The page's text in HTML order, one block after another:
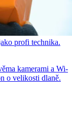
profi technika.
kamerami a Wi-
o velikosti dlaně.